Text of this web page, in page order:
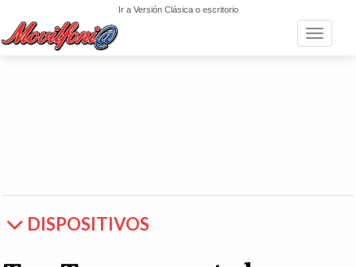
Ir a Versión Clásica o escritorio
Toggle
DISPOSITIVOS